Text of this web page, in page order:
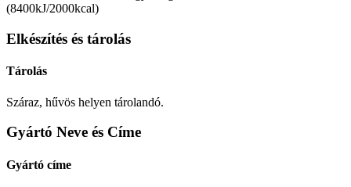
(8400kJ/2000kcal)
Elkészítés és tárolás
Tárolás
Száraz, hűvös helyen tárolandó.
Gyártó Neve és Címe
Gyártó címe